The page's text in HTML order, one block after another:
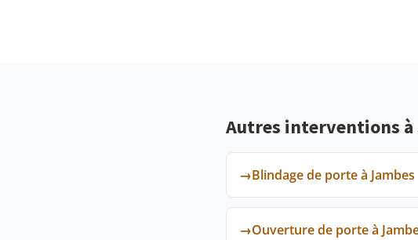
Autres interventions à
→Blindage de porte à Jambes
→Ouverture de porte à